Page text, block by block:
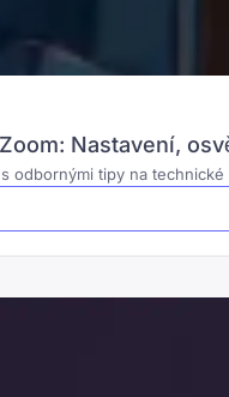
Nastavení,
odbornými tipy na